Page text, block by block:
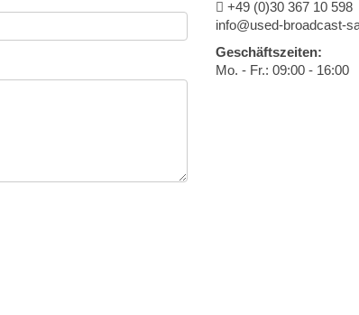
+49 (0)30 367 10 598
info@used-broadcast-
Geschäftszeiten:
Mo. - Fr.: 09:00 - 16:00